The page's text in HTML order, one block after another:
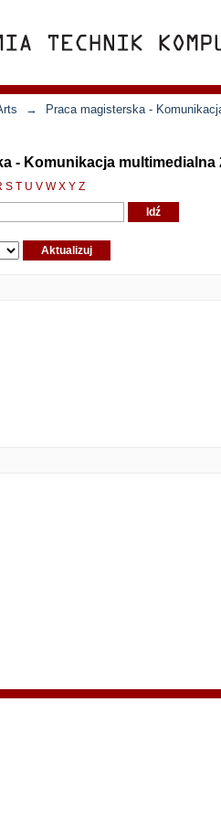
→ Praca magisterska -
- Komunikacja multimedialna
S T U V W X Y Z